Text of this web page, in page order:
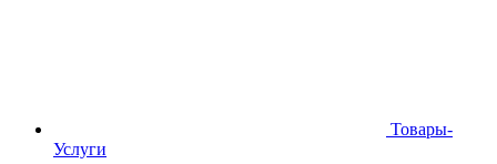
Товары-
Услуги